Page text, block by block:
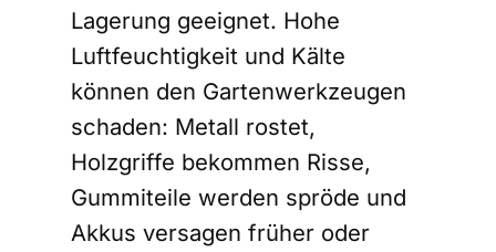
Lagerung geeignet. Hohe
Luftfeuchtigkeit und Kälte
können den Gartenwerkzeugen
schaden: Metall rostet,
Holzgriffe bekommen Risse,
Gummiteile werden spröde und
Akkus versagen früher oder